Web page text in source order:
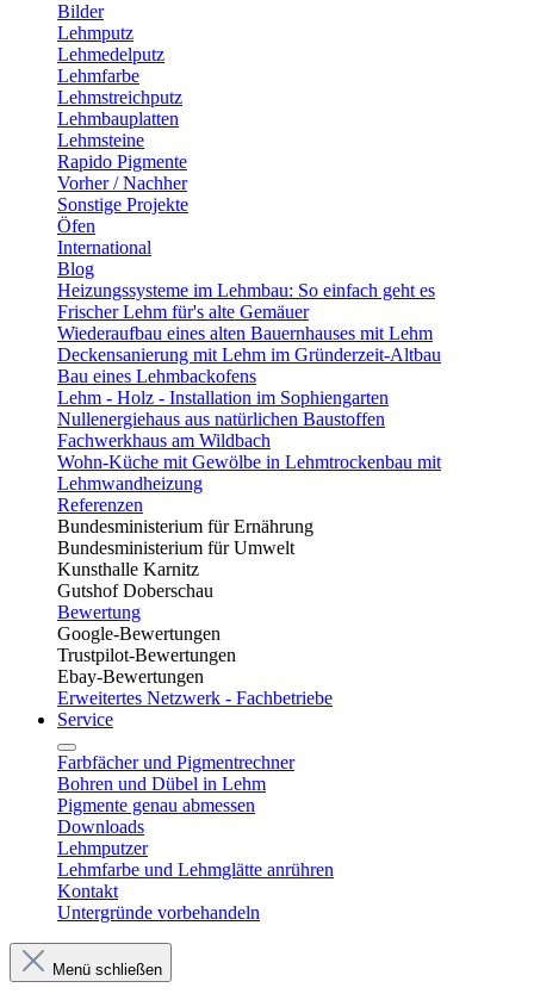
Bilder
Lehmputz
Lehmedelputz
Lehmfarbe
Lehmstreichputz
Lehmbauplatten
Lehmsteine
Rapido Pigmente
Vorher / Nachher
Sonstige Projekte
Öfen
International
Blog
Heizungssysteme im Lehmbau: So einfach geht es
Frischer Lehm für's alte Gemäuer
Wiederaufbau eines alten Bauernhauses mit Lehm
Deckensanierung mit Lehm im Gründerzeit-Altbau
Bau eines Lehmbackofens
Lehm - Holz - Installation im Sophiengarten
Nullenergiehaus aus natürlichen Baustoffen
Fachwerkhaus am Wildbach
Wohn-Küche mit Gewölbe in Lehmtrockenbau mit
Lehmwandheizung
Referenzen
Bundesministerium für Ernährung
Bundesministerium für Umwelt
Kunsthalle Karnitz
Gutshof Doberschau
Bewertung
Google-Bewertungen
Trustpilot-Bewertungen
Ebay-Bewertungen
Erweitertes Netzwerk - Fachbetriebe
Service
Farbfächer und Pigmentrechner
Bohren und Dübel in Lehm​
Pigmente genau abmessen
Downloads
Lehmputzer
Lehmfarbe und Lehmglätte anrühren
Kontakt
Untergründe vorbehandeln
Menü schließen